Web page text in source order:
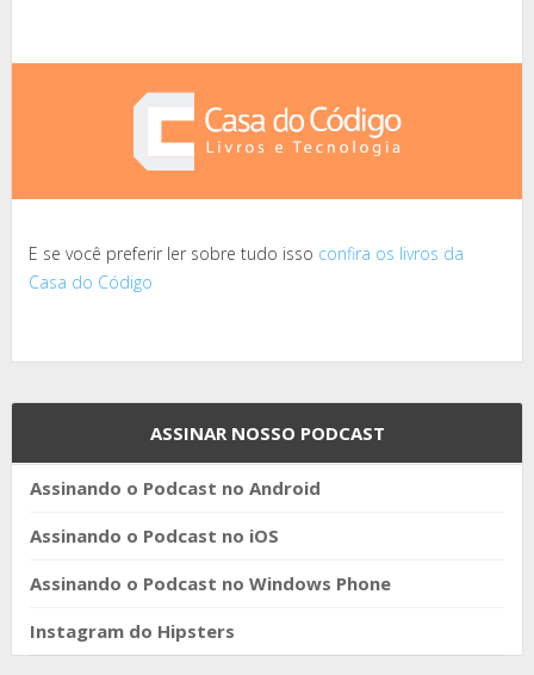
E se você preferir ler sobre tudo isso confira os livros da
Casa do Código
ASSINAR NOSSO PODCAST
Assinando o Podcast no Android
Assinando o Podcast no iOS
Assinando o Podcast no Windows Phone
Instagram do Hipsters